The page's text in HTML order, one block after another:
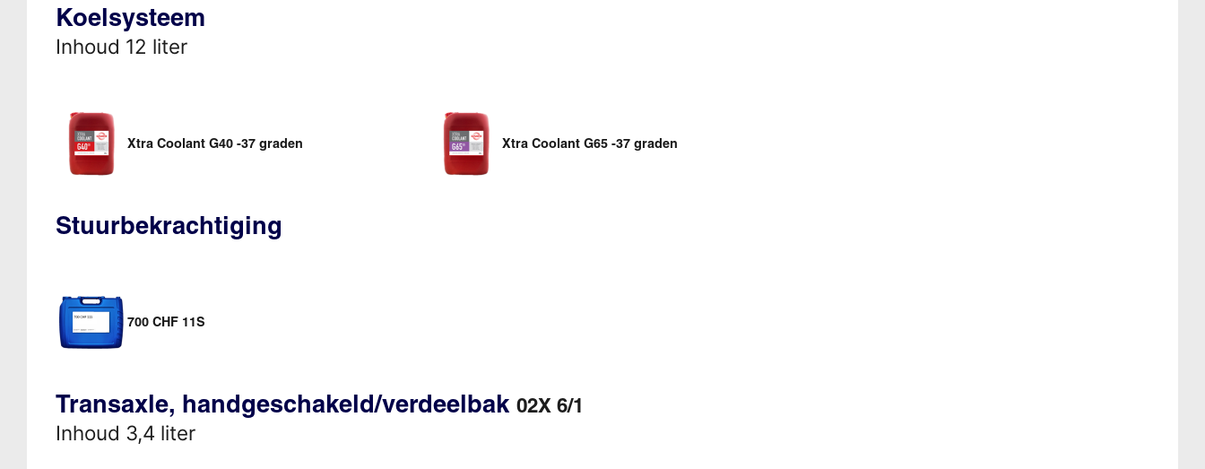
Koelsysteem
Inhoud 12 liter
Xtra Coolant G40 -37 graden Xtra Coolant G65 -37 graden
Stuurbekrachtiging
700 CHF 11S
Transaxle, handgeschakeld/verdeelbak 02X 6/1
Inhoud 3,4 liter